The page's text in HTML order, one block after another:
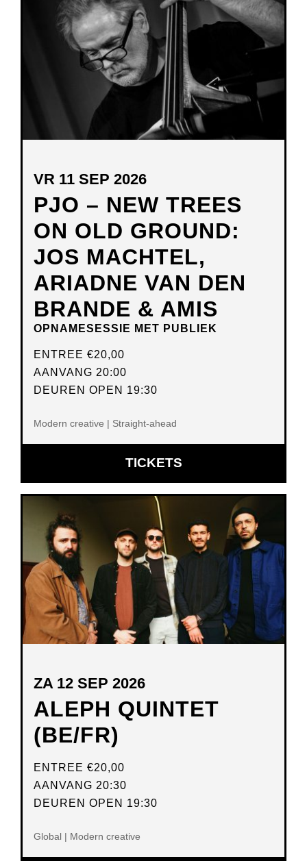
VENSTER
PJO – NEW TREES
ON OLD GROUND:
JOS MACHTEL,
ARIADNE VAN DEN
BRANDE & AMIS
OPNAMESESSIE MET PUBLIEK
VR 11 SEP 2026
ENTREE €20,00
AANVANG 20:00
DEUREN OPEN 19:30
Modern creative | Straight-ahead
TICKETSOPENT
IN
VENSTER
ALEPH QUINTET
(BE/FR)
ZA 12 SEP 2026
ENTREE €20,00
AANVANG 20:30
DEUREN OPEN 19:30
Global | Modern creative